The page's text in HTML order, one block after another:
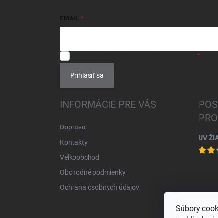
Súbory
EMAIL
Prihlásiť sa
INFORMÁCIE PRE VÁS
Doprava
Kontakty
Velkoobchod
Obchodné podmienky
Ochrana osobnych údajov
UV